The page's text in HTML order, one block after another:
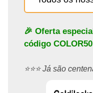
🎉 Oferta
código COLOR50
⭐️⭐️⭐️ Já são